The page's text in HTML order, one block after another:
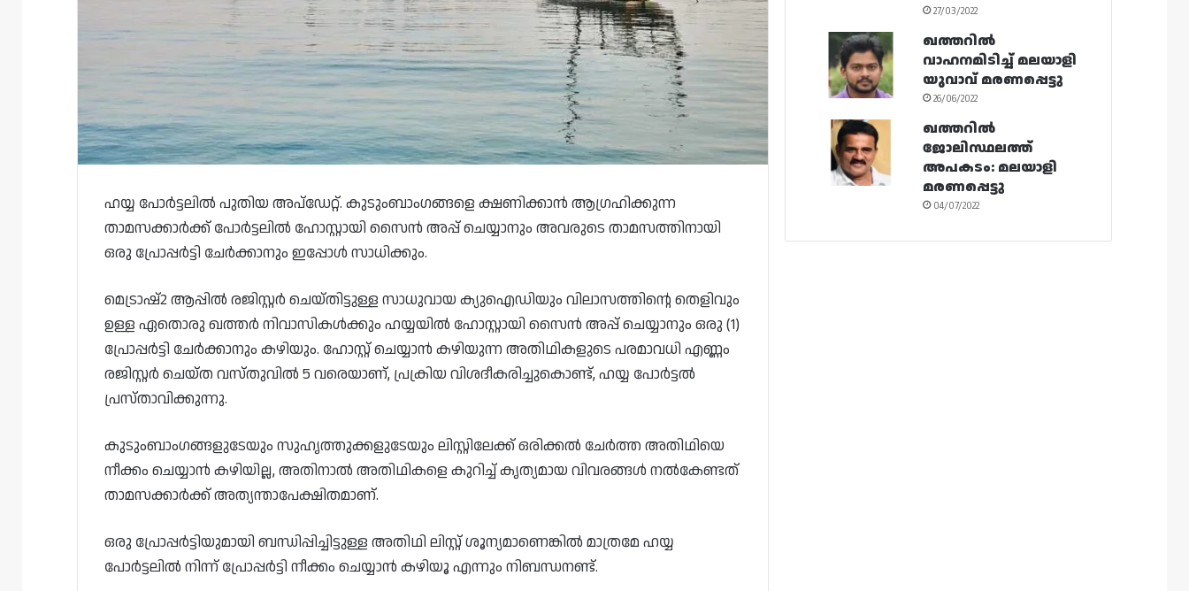
ഹയ്യ പോർട്ടലിൽ പുതിയ അപ്‌ഡേറ്റ്. കുടുംബാംഗങ്ങളെ ക്ഷണിക്കാൻ ആഗ്രഹിക്കുന്ന
താമസക്കാർക്ക് പോർട്ടലിൽ ഹോസ്റ്റായി സൈൻ അപ്പ് ചെയ്യാനും അവരുടെ താമസത്തിനായി
ഒരു പ്രോപ്പർട്ടി ചേർക്കാനും ഇപ്പോൾ സാധിക്കും.
മെട്രാഷ്2 ആപ്പിൽ രജിസ്റ്റർ ചെയ്തിട്ടുള്ള സാധുവായ ക്യുഐഡിയും വിലാസത്തിന്റെ തെളിവും
ഉള്ള ഏതൊരു ഖത്തർ നിവാസികൾക്കും ഹയ്യയിൽ ഹോസ്റ്റായി സൈൻ അപ്പ് ചെയ്യാനും ഒരു (1)
പ്രോപ്പർട്ടി ചേർക്കാനും കഴിയും. ഹോസ്റ്റ് ചെയ്യാൻ കഴിയുന്ന അതിഥികളുടെ പരമാവധി എണ്ണം
രജിസ്റ്റർ ചെയ്ത വസ്തുവിൽ 5 വരെയാണ്, പ്രക്രിയ വിശദീകരിച്ചുകൊണ്ട്, ഹയ്യ പോർട്ടൽ
പ്രസ്താവിക്കുന്നു.
കുടുംബാംഗങ്ങളുടേയും സുഹൃത്തുക്കളുടേയും ലിസ്റ്റിലേക്ക് ഒരിക്കൽ ചേർത്ത അതിഥിയെ
നീക്കം ചെയ്യാൻ കഴിയില്ല, അതിനാൽ അതിഥികളെ കുറിച്ച് കൃത്യമായ വിവരങ്ങൾ നൽകേണ്ടത്
താമസക്കാർക്ക് അത്യന്താപേക്ഷിതമാണ്.
ഒരു പ്രോപ്പർട്ടിയുമായി ബന്ധിപ്പിച്ചിട്ടുള്ള അതിഥി ലിസ്റ്റ് ശൂന്യമാണെങ്കിൽ മാത്രമേ ഹയ്യ
പോർട്ടലിൽ നിന്ന് പ്രോപ്പർട്ടി നീക്കം ചെയ്യാൻ കഴിയൂ എന്നും നിബന്ധനണ്ട്.
27/03/2022
ഖത്തറിൽ
വാഹനമിടിച്ച് മലയാളി
യുവാവ് മരണപ്പെട്ടു
26/06/2022
ഖത്തറിൽ
ജോലിസ്ഥലത്ത്
അപകടം: മലയാളി
മരണപ്പെട്ടു
04/07/2022